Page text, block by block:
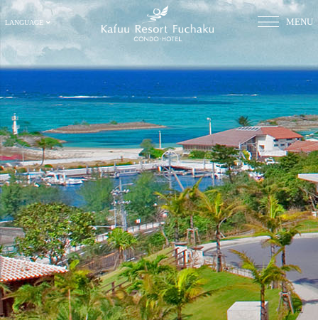
MENU
LANGUAGE